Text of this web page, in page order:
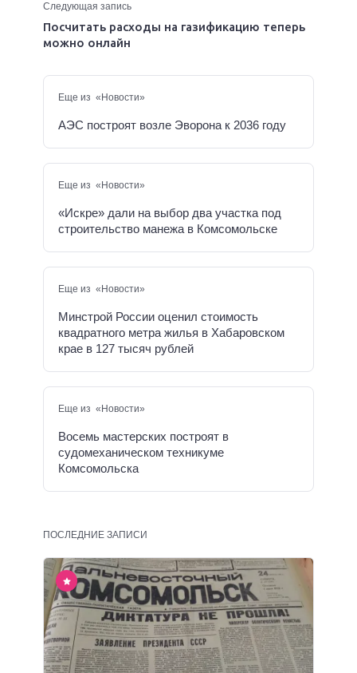
Следующая запись
Посчитать расходы на газификацию теперь
можно онлайн
Еще из «Новости»
АЭС построят возле Эворона к 2036 году
Еще из «Новости»
«Искре» дали на выбор два участка под
строительство манежа в Комсомольске
Еще из «Новости»
Минстрой России оценил стоимость
квадратного метра жилья в Хабаровском
крае в 127 тысяч рублей
Еще из «Новости»
Восемь мастерских построят в
судомеханическом техникуме
Комсомольска
ПОСЛЕДНИЕ ЗАПИСИ